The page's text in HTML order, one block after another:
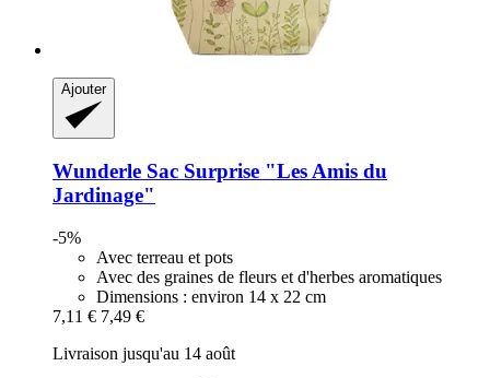
Ajouter
Wunderle Sac Surprise "Les Amis du
Jardinage"
-5%
Avec terreau et pots
Avec des graines de fleurs et d'herbes aromatiques
Dimensions : environ 14 x 22 cm
7,11 € 7,49 €
Livraison jusqu'au 14 août